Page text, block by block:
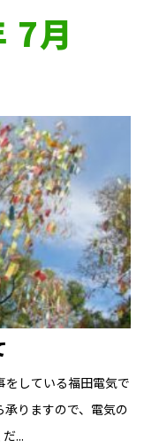
7月
をしている福田電気で
りますので、電気の
...